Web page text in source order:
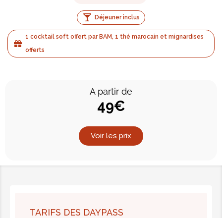
Déjeuner inclus
1 cocktail soft offert par BAM, 1 thé marocain et mignardises
offerts
A partir de
49€
Voir les prix
TARIFS DES DAYPASS